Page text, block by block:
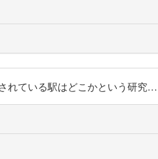
れている駅はどこかという研究…